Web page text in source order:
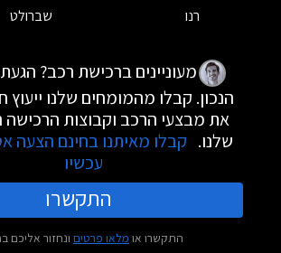
רנו
שברולט
מעוניינים ברכישת רכב?
הנכון. קבלו מהמומחים שלנו ייעוץ
את מבצעי הרכב וקבוצות הרכישה
שלנו. קבלו מאיתנו בחינם הצעה
עכשיו
התקשרו
התקשרו או מלאו פרטים ונחזור אליכם